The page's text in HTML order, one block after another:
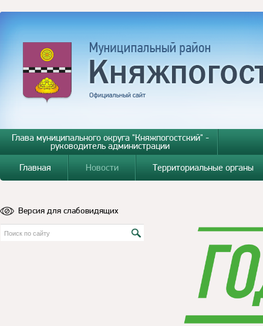
Глава муниципального округа "Княжпогостский" -
руководитель администрации
Главная
Новости Территориальные органы
Версия для слабовидящих